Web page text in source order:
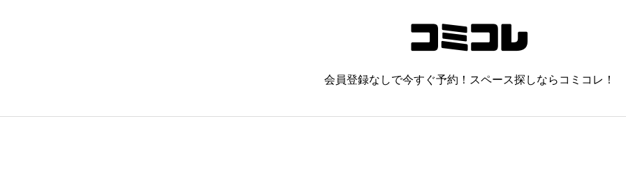
会員登録なしで今すぐ予約！スペース探しならコミコレ！